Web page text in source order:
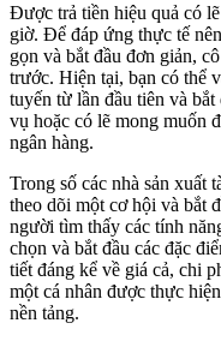
Được trả tiền hiệu quả có
giờ. Để đáp ứng thực tế
gọn và bắt đầu đơn giản,
trước. Hiện tại, bạn có thể
tuyến từ lần đầu tiên và
vụ hoặc có lẽ mong muốn
ngân hàng.
Trong số các nhà sản xuất
theo dõi một cơ hội và bắt
người tìm thấy các tính
chọn và bắt đầu các đặc
tiết đáng kể về giá cả, chi
một cá nhân được thực
nền tảng.